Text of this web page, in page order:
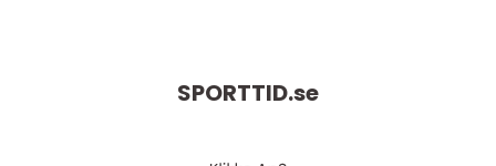
SPORTTID.se